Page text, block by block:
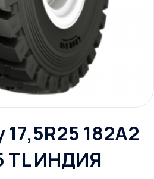
182A2
TL ИНДИЯ